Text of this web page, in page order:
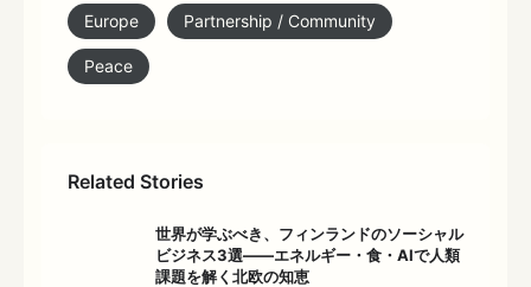
Europe Partnership / Community
Peace
Related Stories
世界が学ぶべき、フィンランドのソーシャル
ビジネス3選――エネルギー・食・AIで人類
課題を解く北欧の知恵